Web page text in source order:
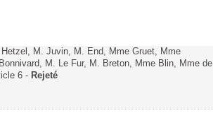
M. Juvin, M. End, Mme Gruet, Mme
M. Le Fur, M. Breton, Mme Blin, Mme de
6 - Rejeté